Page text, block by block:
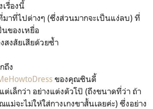
เรื่องนี้
าที่ไปต่างๆ (ซึ่งส่วนมากจะเป็นแง่ลบ) ที่
นของเหยื่อ
สงสัยเสียด้วยซ้ำ
ถึง
ของคุณซินดี้
ต่เล็กว่า อย่างแต่งตัวโป๊ (ถึงขนาดที่ว่า ถ้า
ม่จะไม่ให้ใส่กางเกงขาสั้นเลยค่ะ) ซึ่งอย่าง